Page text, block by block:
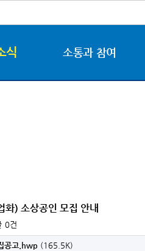
식 소통과 참여
) 소상공인 모집 안내
0건
공고.hwp (165.5K)